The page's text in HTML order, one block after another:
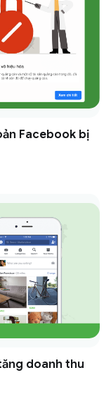
Facebook bị
doanh thu